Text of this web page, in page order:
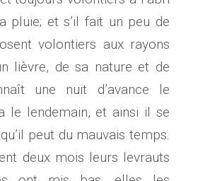
pluie; et s’il fait un peu de
volontiers aux rayons
lièvre, de sa nature et de
une nuit d’avance le
le lendemain, et ainsi il se
peut du mauvais temps.
deux mois leurs levrauts